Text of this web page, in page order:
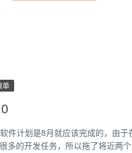
单
件计划是8月就应该完成的，由
多的开发任务，所以拖了将近两